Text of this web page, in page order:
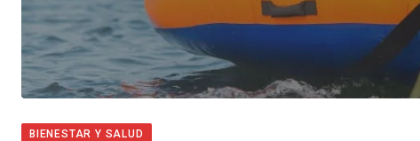
BIENESTAR Y SALUD